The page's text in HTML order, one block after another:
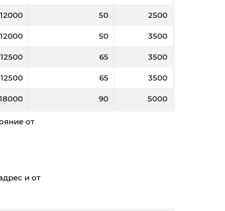
12000 50 2500
12000 50 3500
12500 65 3500
12500 65 3500
18000 90 5000
от
и от